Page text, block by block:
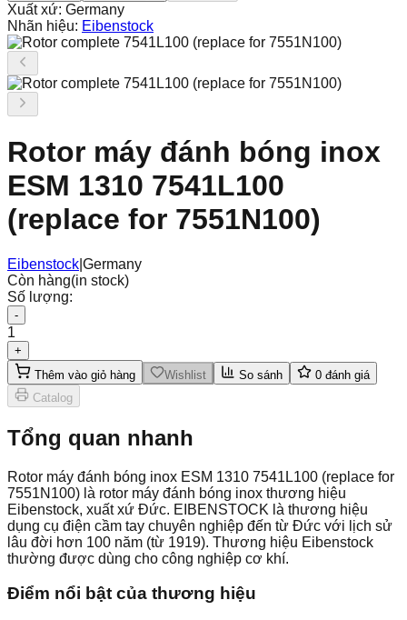
Xuất xứ: Germany
Nhãn hiệu: Eibenstock
Rotor máy đánh bóng inox
ESM 1310 7541L100
(replace for 7551N100)
Eibenstock Germany
Còn hàng(in stock)
Số lượng:
-
1
+
Thêm vào giỏ hàng
Wishlist So sánh 0 đánh giá
Catalog
Tổng quan nhanh
Rotor máy đánh bóng inox ESM 1310 7541L100 (replace for
7551N100) là rotor máy đánh bóng inox thương hiệu
Eibenstock, xuất xứ Đức. EIBENSTOCK là thương hiệu
dụng cụ điện cầm tay chuyên nghiệp đến từ Đức với lịch sử
lâu đời hơn 100 năm (từ 1919). Thương hiệu Eibenstock
thường được dùng cho công nghiệp cơ khí.
Điểm nổi bật của thương hiệu